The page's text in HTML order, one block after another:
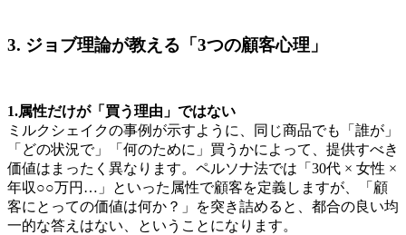
3. ジョブ理論が教える「3つの顧客心理」
1.属性だけが「買う理由」ではない
ミルクシェイクの事例が示すように、同じ商品でも「誰が」
「どの状況で」「何のために」買うかによって、提供すべき
価値はまったく異なります。ペルソナ法では「30代 × 女性 ×
年収○○万円…」といった属性で顧客を定義しますが、「顧
客にとっての価値は何か？」を突き詰めると、都合の良い均
一的な答えはない、ということになります。